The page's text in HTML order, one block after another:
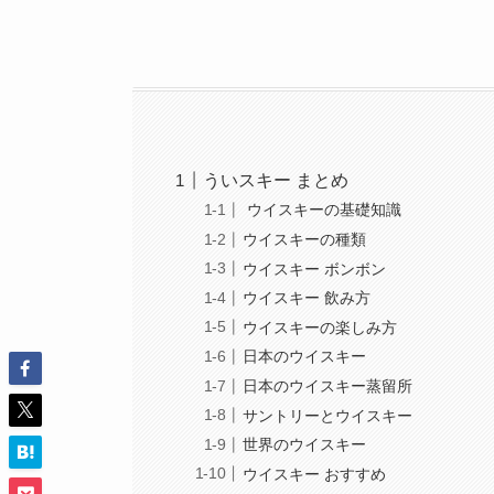
ういスキー まとめ
ウイスキーの基礎知識
ウイスキーの種類
ウイスキー ボンボン
ウイスキー 飲み方
ウイスキーの楽しみ方
日本のウイスキー
日本のウイスキー蒸留所
サントリーとウイスキー
世界のウイスキー
ウイスキー おすすめ